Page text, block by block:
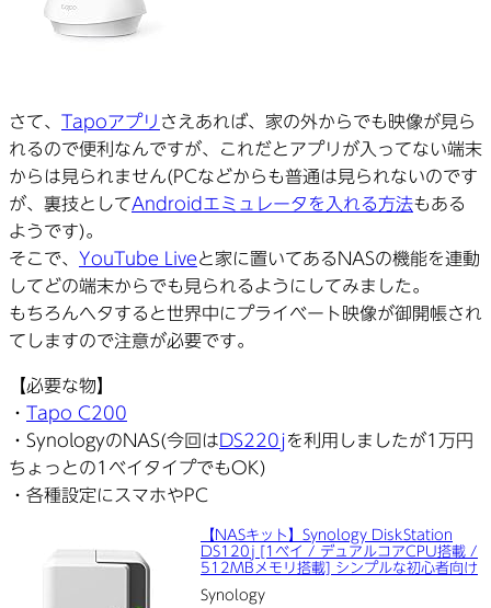
さて、 Tapoアプリ さえあれば、家の外からでも映像が見ら
れるので便利なんですが、これだとアプリが入ってない端末
からは見られません(PCなどからも普通は見られないのです
が、裏技としてAndroidエミュレータを入れる方法もある
ようです)。
そこで、 YouTube Liveと家に置いてあるNASの機能を連動
してどの端末からでも見られるようにしてみました。
もちろんヘタすると世界中にプライベート映像が御開帳され
てしますので注意が必要です。
【必要な物】
・ Tapo C200
・SynologyのNAS(今回はDS220jを利用しましたが1万円
ちょっとの1ベイタイプでもOK)
・各種設定にスマホやPC
【NASキット】Synology DiskStation
DS120j [1ベイ / デュアルコアCPU搭載 /
512MBメモリ搭載] シンプルな初心者向け
Synology